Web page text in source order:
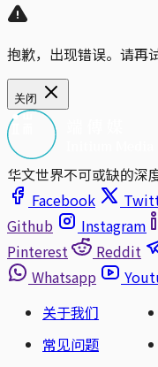
抱歉，出现错误。请再
关闭
华文世界不可或缺的深
Facebook
Github
Instagram
Pinterest
Reddit
Whatsapp
关于我们
常见问题